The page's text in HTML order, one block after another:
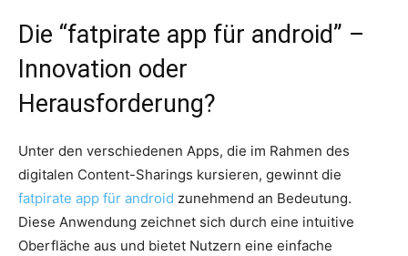
Die “fatpirate app für android” –
Innovation oder
Herausforderung?
Unter den verschiedenen Apps, die im Rahmen des
digitalen Content-Sharings kursieren, gewinnt die
fatpirate app für android zunehmend an Bedeutung.
Diese Anwendung zeichnet sich durch eine intuitive
Oberfläche aus und bietet Nutzern eine einfache